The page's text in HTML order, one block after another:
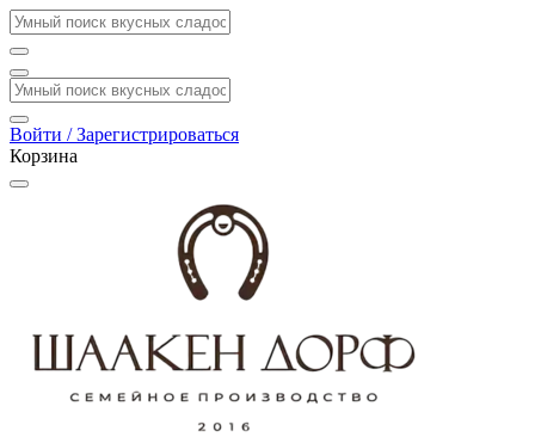
Войти / Зарегистрироваться
Корзина